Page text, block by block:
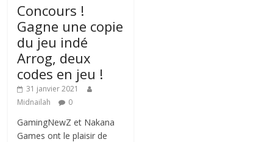
Concours !
Gagne une copie
du jeu indé
Arrog, deux
codes en jeu !
31 janvier 2021
Midnailah
0
GamingNewZ et Nakana
Games ont le plaisir de